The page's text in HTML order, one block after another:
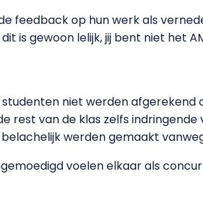
feedback op hun werk als
is gewoon lelijk, jij bent niet het
niet werden afgerekend
rest van de klas zelfs indringende
werden gemaakt
voelen elkaar als